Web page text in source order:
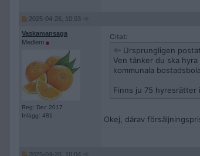
2025-04-26, 10:03
Vaskamansaga
Medlem
Reg: Dec 2017
Inlägg: 481
Citat:
Ursprungligen
Ven tänker du ska
kommunala
Finns ju 75 hyresrätter
Okej, därav
2025-04-26, 10:04